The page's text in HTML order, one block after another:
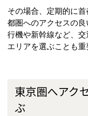
その場合、定期的に
都圏へのアクセスの
行機や新幹線など、
エリアを選ぶことも重
東京圏へアク
ぶ